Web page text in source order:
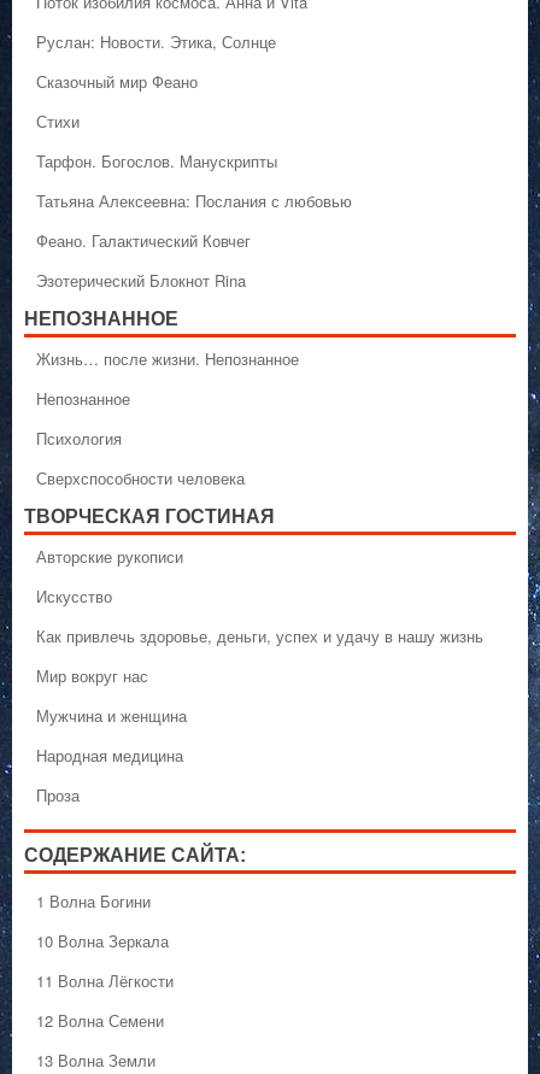
Руслан: Новости. Этика, Солнце
Сказочный мир Феано
Стихи
Тарфон. Богослов. Манускрипты
Татьяна Алексеевна: Послания с любовью
Феано. Галактический Ковчег
Эзотерический Блокнот Rina
НЕПОЗНАННОЕ
Жизнь… после жизни. Непознанное
Непознанное
Психология
Сверхспособности человека
ТВОРЧЕСКАЯ ГОСТИНАЯ
Авторские рукописи
Искусство
Как привлечь здоровье, деньги, успех и удачу в нашу жизнь
Мир вокруг нас
Мужчина и женщина
Народная медицина
Проза
СОДЕРЖАНИЕ САЙТА:
1 Волна Богини
10 Волна Зеркала
11 Волна Лёгкости
12 Волна Семени
13 Волна Земли